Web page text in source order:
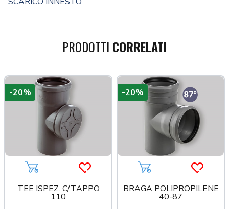
PRODOTTI CORRELATI
più tardi
Aggiungi al carrelloAcquista più tardi
TEE ISPEZ. C/TAPPO
110
-20%
Aggiungi al carrello
BRAGA POLIPROPILENE
40-87
-20%